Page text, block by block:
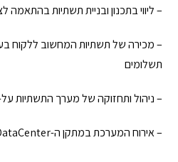
– ליווי בתכנון ובניית תשתיות
תשלומים
– ניהול ותחזוקה של מערך התשתיות
– אירוח המערכת במתקן ה-DataCenter החדיש ביותר בארץ